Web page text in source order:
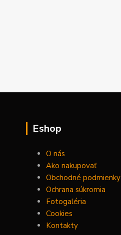
Eshop
O nás
Ako nakupovať
Obchodné podmienky
Ochrana súkromia
Fotogaléria
Cookies
Kontakty